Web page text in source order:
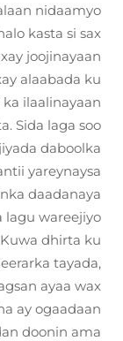
nidaamyo
kasta si sax
joojinayaan
alaabada ku
ilaalinayaan
Sida laga soo
daboolka
yareynaysa
daadanaya
lagu wareejiyo
dhirta ku
tayada,
ayaa wax
ay ogaadaan
doonin ama